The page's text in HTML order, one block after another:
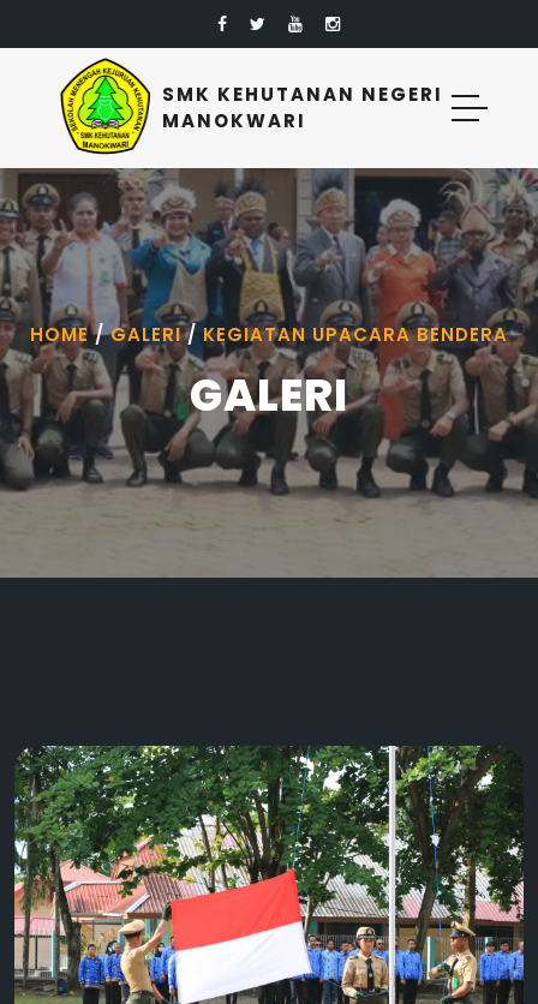
SMK KEHUTANAN NEGERI
MANOKWARI
HOME/GALERI/ KEGIATAN UPACARA BENDERA
GALERI